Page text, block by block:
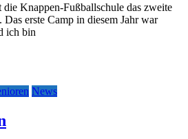
Knappen-Fußballschule das zweite
erste Camp in diesem Jahr war
ich bin
News